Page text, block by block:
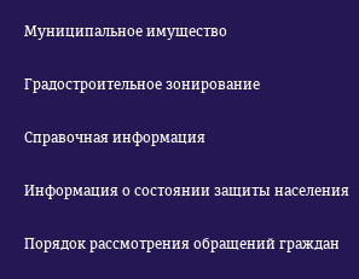
Муниципальное имущество
Градостроительное зонирование
Справочная информация
Информация о состоянии защиты населения
Порядок рассмотрения обращений граждан